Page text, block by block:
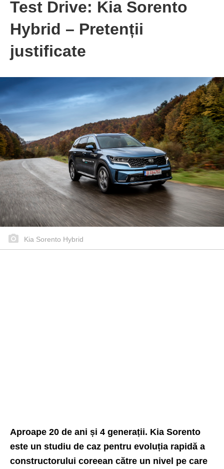
Test Drive: Kia Sorento
Hybrid – Pretenții
justificate
Kia Sorento Hybrid
Aproape 20 de ani și 4 generații. Kia Sorento
este un studiu de caz pentru evoluția rapidă a
constructorului coreean către un nivel pe care